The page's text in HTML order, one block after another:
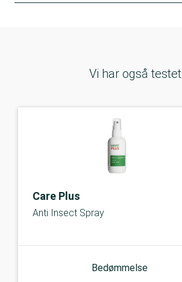
Vi har også testet
Care Plus
Anti Insect Spray
Bedømmelse